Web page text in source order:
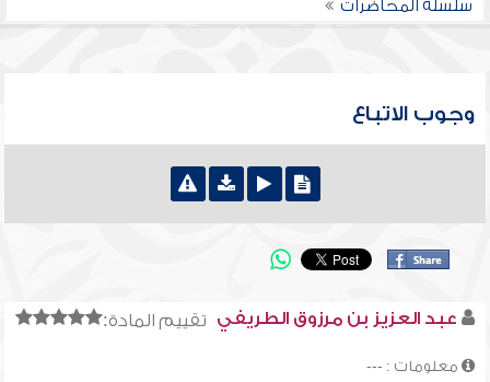
سلسلة المحاضرات
وجوب الاتباع
تقييم المادة: عبد العزيز بن مرزوق الطريفي
معلومات : ---